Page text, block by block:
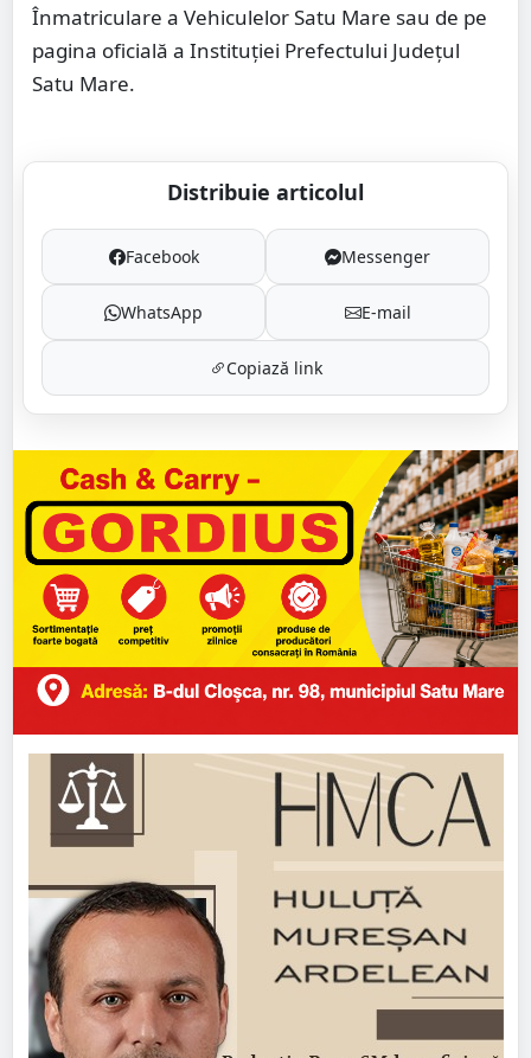
Înmatriculare a Vehiculelor Satu Mare sau de pe
pagina oficială a Instituției Prefectului Județul
Satu Mare.
Distribuie articolul
Facebook Messenger
WhatsApp E-mail
Copiază link